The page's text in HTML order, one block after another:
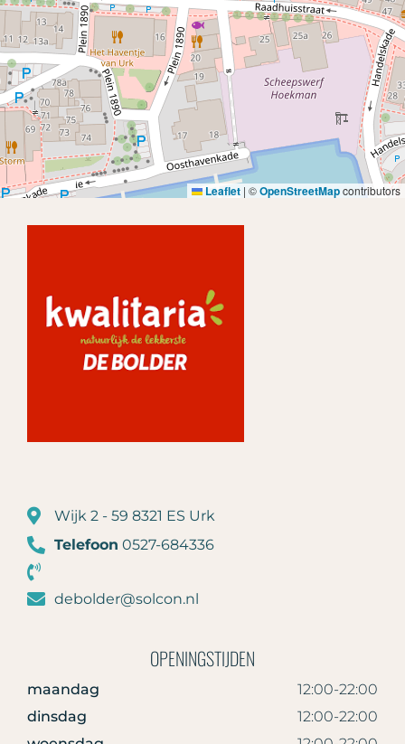
Wijk 2 - 59 8321 ES Urk
Telefoon 0527-684336
debolder@solcon.nl
OPENINGSTIJDEN
maandag
12:00-22:00
dinsdag
12:00-22:00
Leaflet | ©OpenStreetMapcontributors